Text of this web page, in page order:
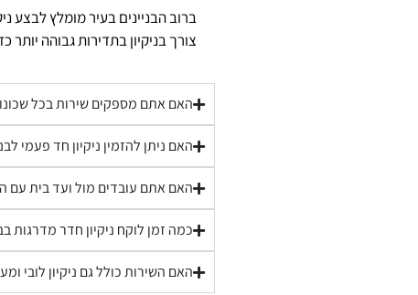
ברוב הבניינים בעיר מומלץ לבצע
צורך בניקיון בתדירות גבוהה
האם אתם מספקים שירות בכל
האם ניתן להזמין ניקיון חד פעמי
האם אתם עובדים מול ועד בית עם
כמה זמן לוקח ניקיון חדר מדרגות
האם השירות כולל גם ניקיון לובי